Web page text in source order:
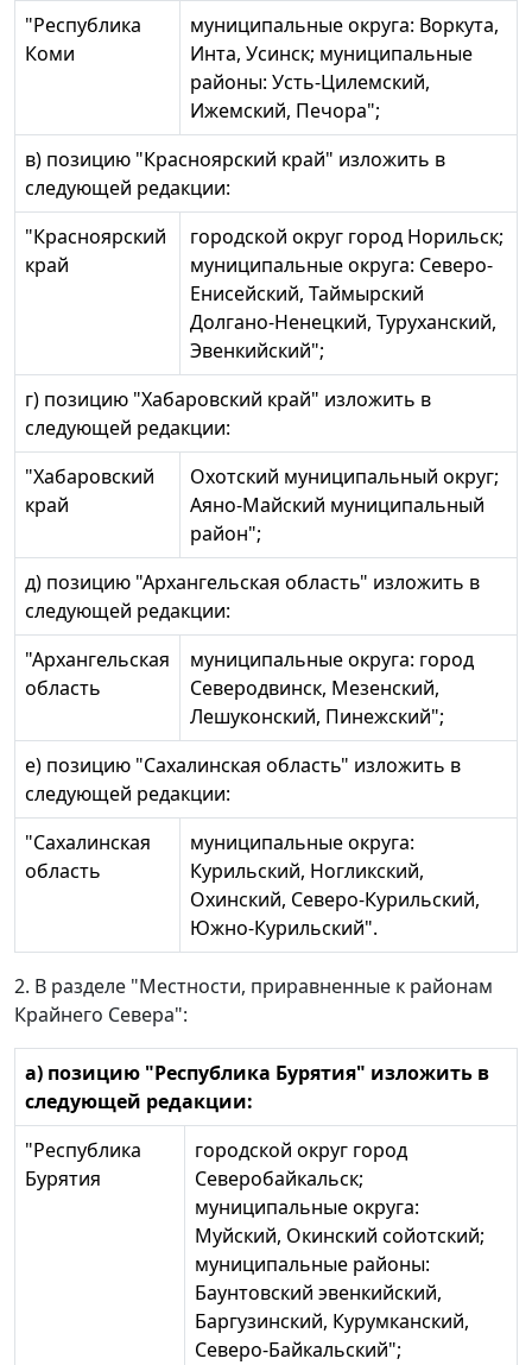
"Республика
Коми
муниципальные округа: Воркута,
Инта, Усинск; муниципальные
районы: Усть-Цилемский,
Ижемский, Печора";
в) позицию "Красноярский край" изложить в
следующей редакции:
"Красноярский
край
городской округ город Норильск;
муниципальные округа: Северо-
Енисейский, Таймырский
Долгано-Ненецкий, Туруханский,
Эвенкийский";
г) позицию "Хабаровский край" изложить в
следующей редакции:
"Хабаровский
край
Охотский муниципальный округ;
Аяно-Майский муниципальный
район";
д) позицию "Архангельская область" изложить в
следующей редакции:
"Архангельская
область
муниципальные округа: город
Северодвинск, Мезенский,
Лешуконский, Пинежский";
е) позицию "Сахалинская область" изложить в
следующей редакции:
"Сахалинская
область
муниципальные округа:
Курильский, Ногликский,
Охинский, Северо-Курильский,
Южно-Курильский".
2. В разделе "Местности, приравненные к районам
Крайнего Севера":
а) позицию "Республика Бурятия" изложить в
следующей редакции:
"Республика
Бурятия
городской округ город
Северобайкальск;
муниципальные округа:
Муйский, Окинский сойотский;
муниципальные районы:
Баунтовский эвенкийский,
Баргузинский, Курумканский,
Северо-Байкальский";